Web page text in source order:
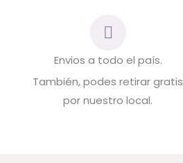
Envios a todo el país.
También, podes retirar gratis
por nuestro local.